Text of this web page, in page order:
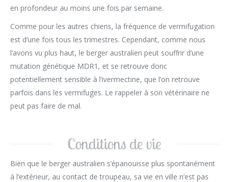
en profondeur au moins une fois par semaine.
Comme pour les autres chiens, la fréquence de vermifugation
est d’une fois tous les trimestres. Cependant, comme nous
l’avons vu plus haut, le berger australien peut souffrir d’une
mutation génétique MDR1, et se retrouve donc
potentiellement sensible à l’ivermectine, que l’on retrouve
parfois dans les vermifuges. Le rappeler à son vétérinaire ne
peut pas faire de mal.
Conditions de vie
Bien que le berger australien s’épanouisse plus spontanément
à l’extérieur, au contact de troupeau, sa vie en ville n’est pas